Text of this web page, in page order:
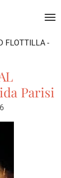
FLOTTILLA -
Parisi